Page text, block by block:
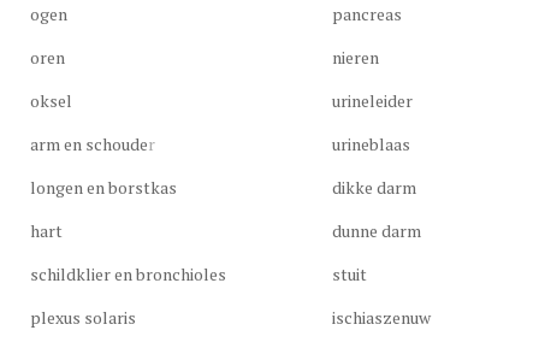
ogen
pancreas
oren
nieren
oksel
urineleider
arm en schouder
urineblaas
longen en borstkas
dikke darm
hart
dunne darm
schildklier en bronchioles
stuit
plexus solaris
ischiaszenuw